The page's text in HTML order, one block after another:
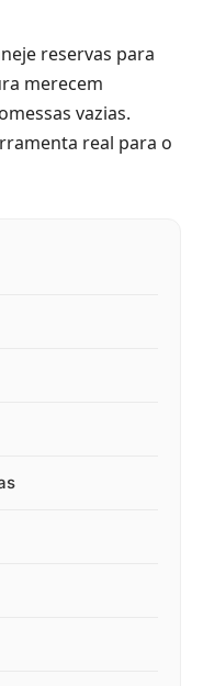
reservas para
merecem
vazias.
real para o